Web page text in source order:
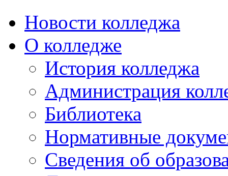
Новости колледжа
О колледже
История колледжа
Администрация
Библиотека
Нормативные
Сведения об